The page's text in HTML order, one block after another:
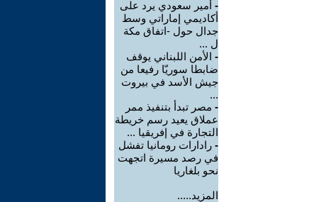
- أمير سعودي يرد على
أكاديمي إماراتي وسط
جدال حول -اتفاق مكة
ل ...
- الأمن اللبناني يوقف
ضابطا سوريّا رفيعا من
جيش الأسد في بيروت
...
- مصر تبدأ بتنفيذ ممر
عملاق يعيد رسم خريطة
التجارة في إفريقيا ...
- رادارات رومانيا تفشل
في رصد مسيرة اتجهت
نحو بلغاريا
المزيد.....